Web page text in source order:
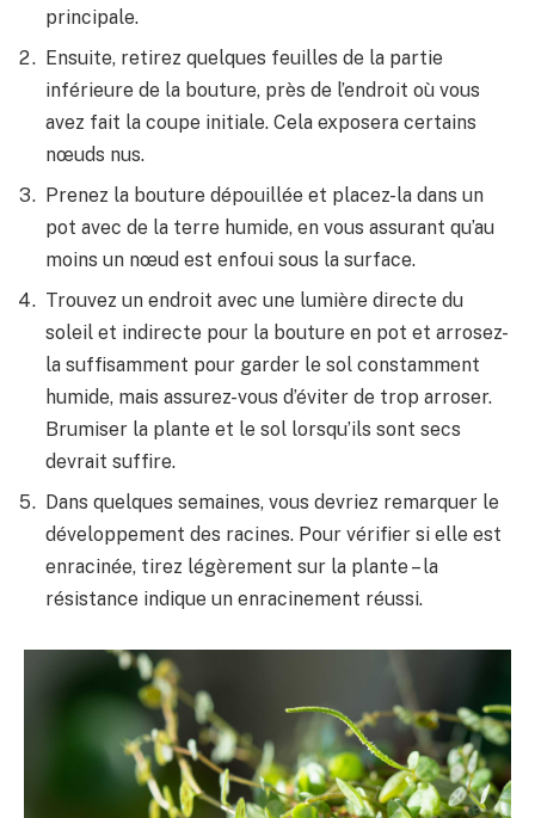
principale.
Ensuite, retirez quelques feuilles de la partie
inférieure de la bouture, près de l’endroit où vous
avez fait la coupe initiale. Cela exposera certains
nœuds nus.
Prenez la bouture dépouillée et placez-la dans un
pot avec de la terre humide, en vous assurant qu’au
moins un nœud est enfoui sous la surface.
Trouvez un endroit avec une lumière directe du
soleil et indirecte pour la bouture en pot et arrosez-
la suffisamment pour garder le sol constamment
humide, mais assurez-vous d’éviter de trop arroser.
Brumiser la plante et le sol lorsqu’ils sont secs
devrait suffire.
Dans quelques semaines, vous devriez remarquer le
développement des racines. Pour vérifier si elle est
enracinée, tirez légèrement sur la plante – la
résistance indique un enracinement réussi.